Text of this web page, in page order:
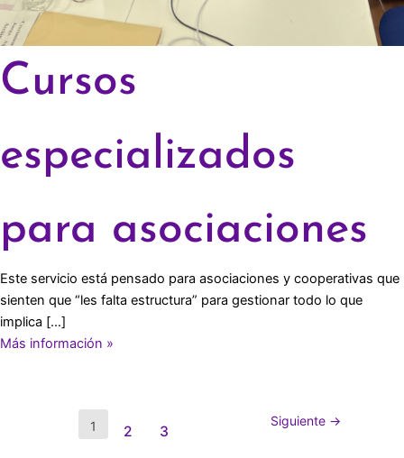
Cursos
especializados
para asociaciones
Este servicio está pensado para asociaciones y cooperativas que
sienten que “les falta estructura” para gestionar todo lo que
implica […]
Más información »
1 2 3
Siguiente →